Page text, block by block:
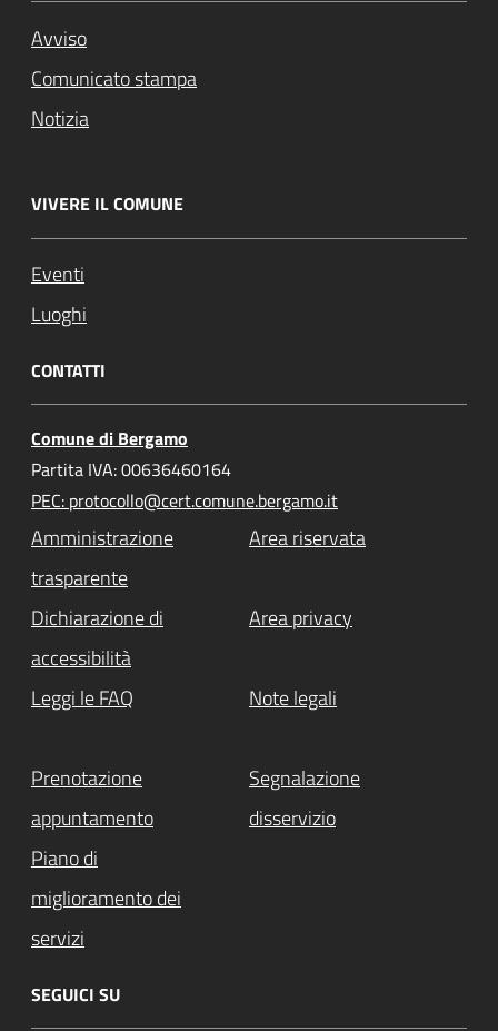
Avviso
Comunicato stampa
Notizia
VIVERE IL COMUNE
Eventi
Luoghi
CONTATTI
Comune di Bergamo
Partita IVA: 00636460164
PEC: protocollo@cert.comune.bergamo.it
Amministrazione
trasparente
Area riservata
Dichiarazione di
accessibilità
Area privacy
Leggi le FAQ Note legali
Prenotazione
appuntamento
Segnalazione
disservizio
Piano di
miglioramento dei
servizi
SEGUICI SU